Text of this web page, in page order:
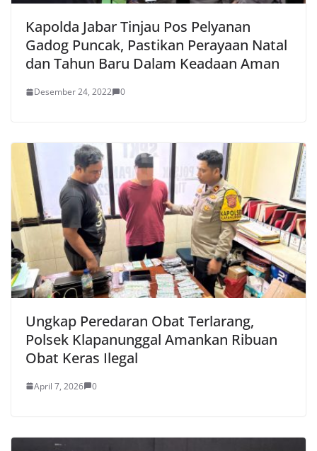
Kapolda Jabar Tinjau Pos Pelyanan
Gadog Puncak, Pastikan Perayaan Natal
dan Tahun Baru Dalam Keadaan Aman
Desember 24, 2022 0
Ungkap Peredaran Obat Terlarang,
Polsek Klapanunggal Amankan Ribuan
Obat Keras Ilegal
April 7, 2026 0